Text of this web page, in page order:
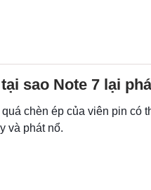
sao Note 7 lại
chèn ép của viên pin có
và phát nổ.